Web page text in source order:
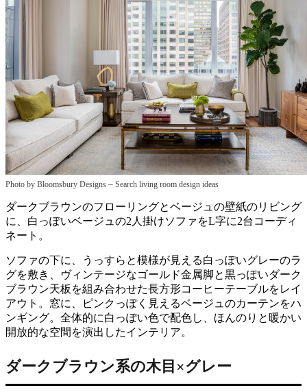
Photo by Bloomsbury Designs – Search living room design ideas
ダークブラウンのフローリングとベージュの壁紙のリビング
に、白っぽいベージュの2人掛けソファをL字に2台コーディ
ネート。
ソファの下に、うっすらと模様が見える白っぽいグレーのラ
グを敷き、ヴィンテージなゴールド金属脚と黒っぽいダーク
ブラウン天板を組み合わせた長方形コーヒーテーブルをレイ
アウト。窓に、ピンクっぽく見えるベージュのカーテンをハ
ンギング。全体的に白っぽい色で配色し、ほんのりと暖かい
開放的な空間を演出したインテリア。
ダークブラウン系の木目×グレー